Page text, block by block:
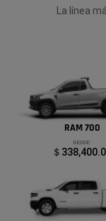
La línea
RAM 700
DESDE:
＄